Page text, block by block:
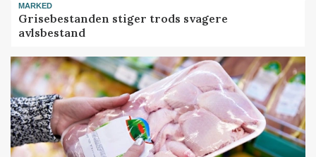
MARKED
Grisebestanden stiger trods svagere
avlsbestand